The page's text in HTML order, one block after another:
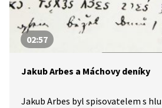
02:57
Jakub Arbes a Máchovy deníky
Jakub Arbes byl spisovatelem s